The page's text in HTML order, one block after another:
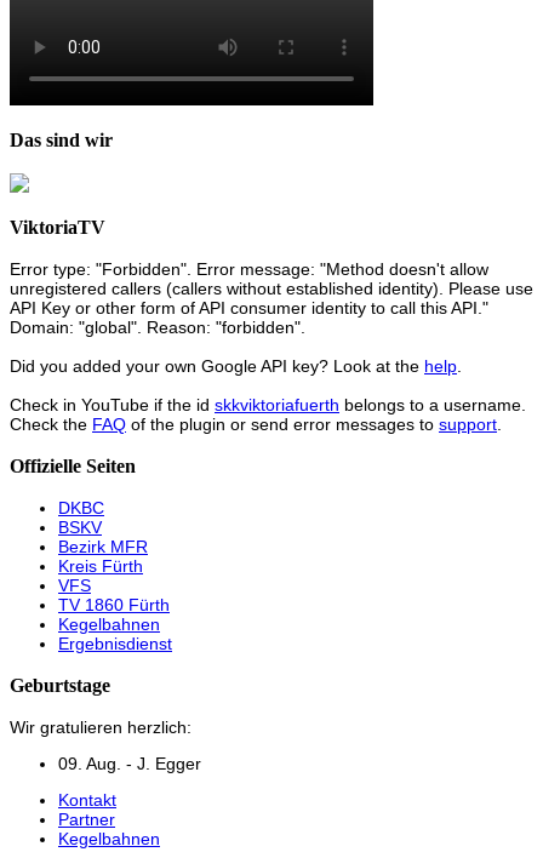
Das sind wir
ViktoriaTV
Error type: "Forbidden". Error message: "Method doesn't allow
unregistered callers (callers without established identity). Please use
API Key or other form of API consumer identity to call this API."
Domain: "global". Reason: "forbidden".
Did you added your own Google API key? Look at the help.
Check in YouTube if the id skkviktoriafuerth belongs to a username.
Check the FAQ of the plugin or send error messages to support.
Offizielle Seiten
DKBC
BSKV
Bezirk MFR
Kreis Fürth
VFS
TV 1860 Fürth
Kegelbahnen
Ergebnisdienst
Geburtstage
Wir gratulieren herzlich:
09. Aug. - J. Egger
Kontakt
Partner
Kegelbahnen